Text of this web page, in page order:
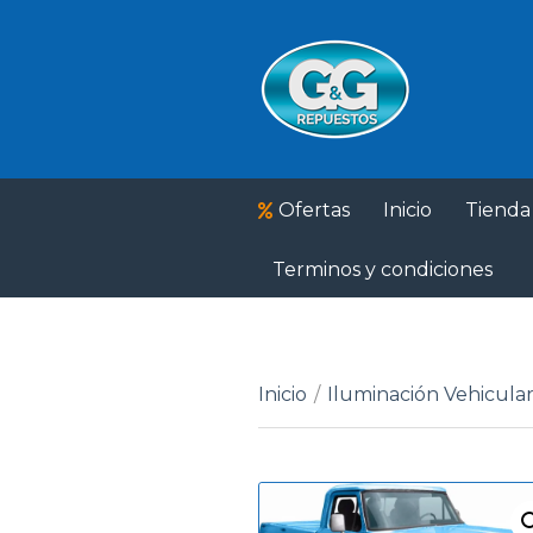
Ofertas Inicio Tienda
Terminos y condiciones
Inicio / Iluminación Vehicular